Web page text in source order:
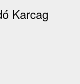
Karcag